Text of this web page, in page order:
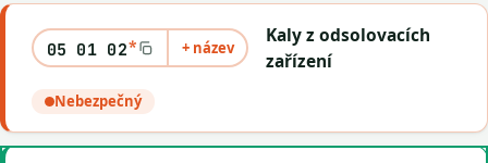
05 01 02* + název
Kaly z odsolovacích
zařízení
Nebezpečný